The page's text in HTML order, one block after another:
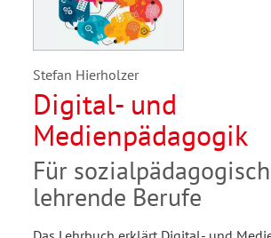
Stefan Hierholzer
Digital- und
Medienpädagogik
Für
lehrende Berufe